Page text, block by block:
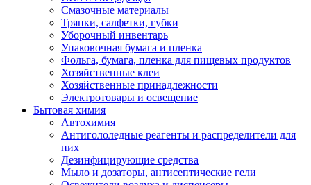
Смазочные материалы
Тряпки, салфетки, губки
Уборочный инвентарь
Упаковочная бумага и пленка
Фольга, бумага, пленка для пищевых продуктов
Хозяйственные клеи
Хозяйственные принадлежности
Электротовары и освещение
Бытовая химия
Автохимия
Антигололедные реагенты и распределители для
них
Дезинфицирующие средства
Мыло и дозаторы, антисептические гели